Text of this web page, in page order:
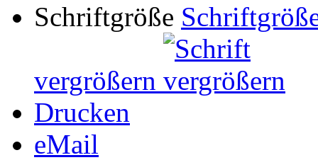
Schriftgröße
vergrößern
Drucken
eMail